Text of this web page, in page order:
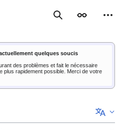
RechercherApparence
quelques soucis
des problèmes et fait le nécessaire
plus rapidement possible. Merci de votre